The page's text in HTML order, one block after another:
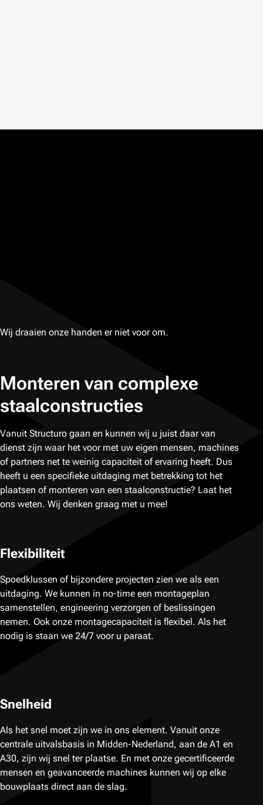
Wij draaien onze handen er niet voor om.
Monteren van complexe
staalconstructies
Vanuit Structuro gaan en kunnen wij u juist daar van
dienst zijn waar het voor met uw eigen mensen, machines
of partners net te weinig capaciteit of ervaring heeft. Dus
heeft u een specifieke uitdaging met betrekking tot het
plaatsen of monteren van een staalconstructie? Laat het
ons weten. Wij denken graag met u mee!
Flexibiliteit
Spoedklussen of bijzondere projecten zien we als een
uitdaging. We kunnen in no-time een montageplan
samenstellen, engineering verzorgen of beslissingen
nemen. Ook onze montagecapaciteit is flexibel. Als het
nodig is staan we 24/7 voor u paraat.
Snelheid
Als het snel moet zijn we in ons element. Vanuit onze
centrale uitvalsbasis in Midden-Nederland, aan de A1 en
A30, zijn wij snel ter plaatse. En met onze gecertificeerde
mensen en geavanceerde machines kunnen wij op elke
bouwplaats direct aan de slag.